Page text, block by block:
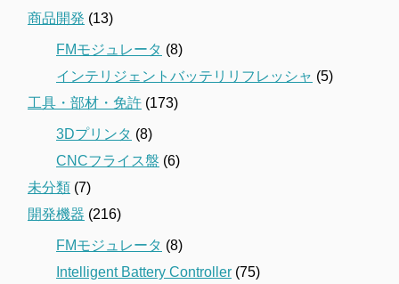
商品開発 (13)
FMモジュレータ (8)
インテリジェントバッテリリフレッシャ (5)
工具・部材・免許 (173)
3Dプリンタ (8)
CNCフライス盤 (6)
未分類 (7)
開発機器 (216)
FMモジュレータ (8)
Intelligent Battery Controller (75)